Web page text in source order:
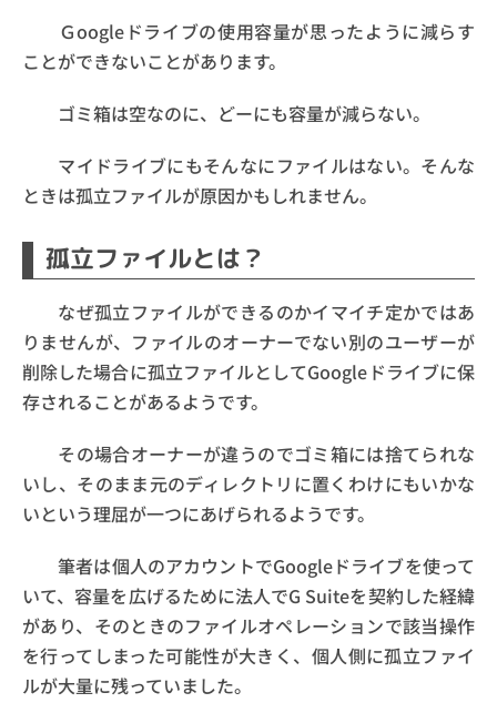
Ｇoogleドライブの使用容量が思ったように減らす
ことができないことがあります。
ゴミ箱は空なのに、どーにも容量が減らない。
マイドライブにもそんなにファイルはない。そんな
ときは孤立ファイルが原因かもしれません。
孤立ファイルとは？
なぜ孤立ファイルができるのかイマイチ定かではあ
りませんが、ファイルのオーナーでない別のユーザーが
削除した場合に孤立ファイルとしてGoogleドライブに保
存されることがあるようです。
その場合オーナーが違うのでゴミ箱には捨てられな
いし、そのまま元のディレクトリに置くわけにもいかな
いという理屈が一つにあげられるようです。
筆者は個人のアカウントでGoogleドライブを使って
いて、容量を広げるために法人でG Suiteを契約した経緯
があり、そのときのファイルオペレーションで該当操作
を行ってしまった可能性が大きく、個人側に孤立ファイ
ルが大量に残っていました。